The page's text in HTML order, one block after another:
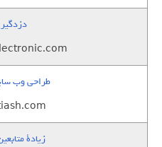
طراحی وب
زيادة